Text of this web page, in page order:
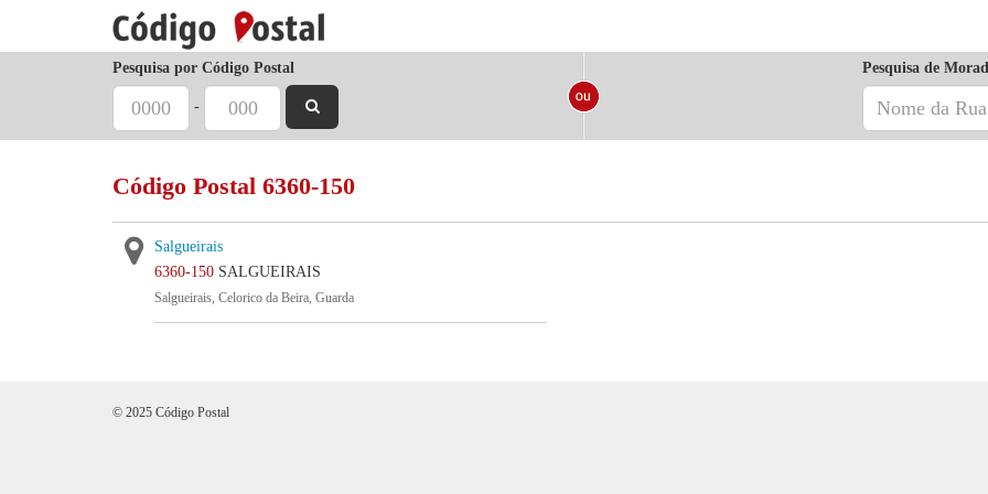
Pesquisa por Código Postal
-
Pesquisa de
Código Postal 6360-150
Salgueirais
6360-150 SALGUEIRAIS
Salgueirais, Celorico da Beira, Guarda
© 2025 Código Postal